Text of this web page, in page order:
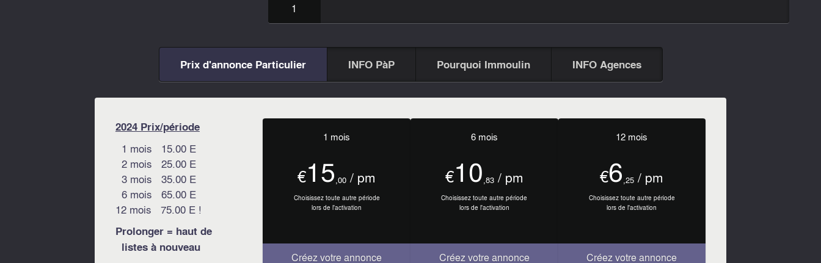
1
Prix d'annonce Particulier INFO PàP Pourquoi Immoulin INFO Agences
2024 Prix/période
1 mois 15.00 E
2 mois 25.00 E
3 mois 35.00 E
6 mois 65.00 E
12 mois 75.00 E !
Prolonger = haut de
listes à nouveau
1 mois
€15 ,00 / pm
Choisissez toute autre période
lors de l'activation
Créez votre annonce
6 mois
€10 ,83/ pm
Choisissez toute autre période
lors de l'activation
Créez votre annonce
12 mois
€6 ,25 / pm
Choisissez toute autre période
lors de l'activation
Créez votre annonce